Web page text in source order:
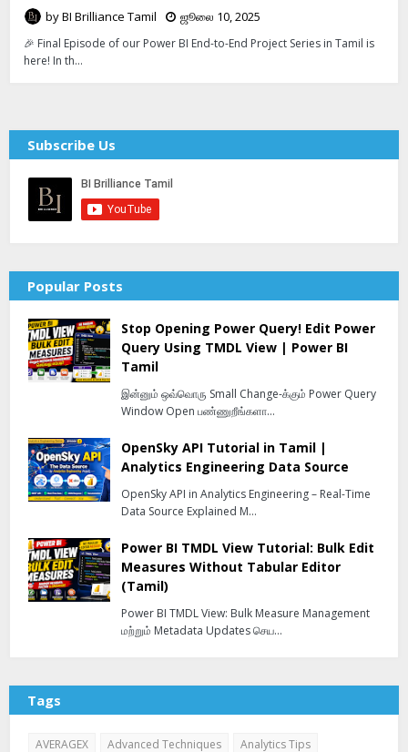
byBI Brilliance Tamil ஜூலை 10, 2025
🎉 Final Episode of our Power BI End-to-End Project Series in Tamil is
here! In th…
Subscribe Us
Popular Posts
Stop Opening Power Query! Edit Power
Query Using TMDL View | Power BI
Tamil
இன்னும் ஒவ்வொரு Small Change-க்கும் Power Query
Window Open பண்ணுறீங்களா…
OpenSky API Tutorial in Tamil |
Analytics Engineering Data Source
OpenSky API in Analytics Engineering – Real-Time
Data Source Explained M…
Power BI TMDL View Tutorial: Bulk Edit
Measures Without Tabular Editor
(Tamil)
Power BI TMDL View: Bulk Measure Management
மற்றும் Metadata Updates செய…
Tags
AVERAGEX Advanced Techniques
Analytics Tips